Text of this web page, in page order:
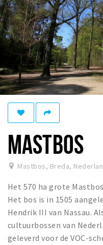
Eten
Drinken
Slapen
Recreatief
Winkels
Winkelgebieden
Bezienswaardigheden
Musea, theaters & podia
Uitjes & activiteiten
Toeristische routes
Natuurgebieden
Baroniepoorten
MASTBOS
Mastbos, Breda,
Het 570 ha grote
Het bos is in 1505
Hendrik III van Nassau.
cultuurbossen van
geleverd voor de VOC-